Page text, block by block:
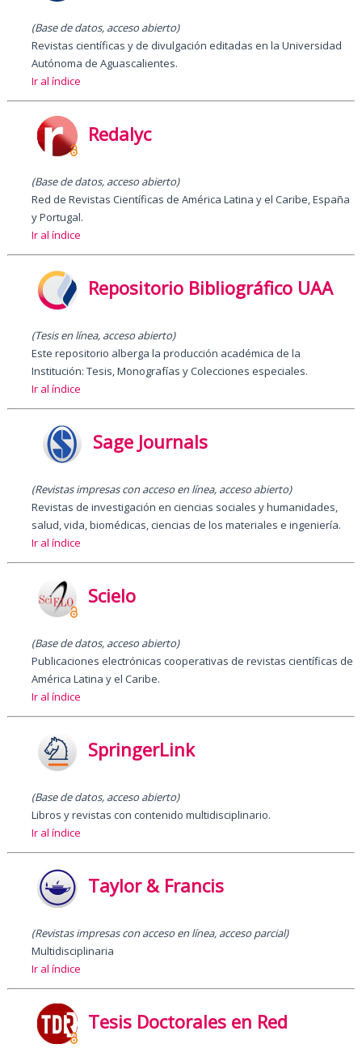
(Base de datos, acceso abierto)
Revistas científicas y de divulgación editadas en la Universidad
Autónoma de Aguascalientes.
Ir al índice
Redalyc
(Base de datos, acceso abierto)
Red de Revistas Científicas de América Latina y el Caribe, España
y Portugal.
Ir al índice
Repositorio Bibliográfico UAA
(Tesis en línea, acceso abierto)
Este repositorio alberga la producción académica de la
Institución: Tesis, Monografías y Colecciones especiales.
Ir al índice
Sage Journals
(Revistas impresas con acceso en línea, acceso abierto)
Revistas de investigación en ciencias sociales y humanidades,
salud, vida, biomédicas, ciencias de los materiales e ingeniería.
Ir al índice
Scielo
(Base de datos, acceso abierto)
Publicaciones electrónicas cooperativas de revistas científicas de
América Latina y el Caribe.
Ir al índice
SpringerLink
(Base de datos, acceso abierto)
Libros y revistas con contenido multidisciplinario.
Ir al índice
Taylor & Francis
(Revistas impresas con acceso en línea, acceso parcial)
Multidisciplinaria
Ir al índice
Tesis Doctorales en Red